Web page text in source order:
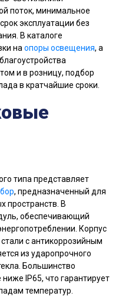
поток, минимальное
эксплуатации без
В каталоге
на опоры освещения, а
и в розницу, подбор
в кратчайшие сроки.
типа представляет
, предназначенный для
пространств. В
обеспечивающий
Корпус
с антикоррозийным
из ударопрочного
Большинство
IP65, что гарантирует
температур.